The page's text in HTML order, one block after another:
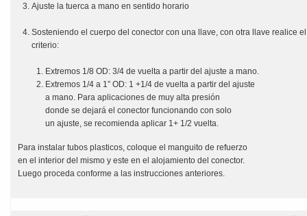
Ajuste la tuerca a mano en sentido horario
Sosteniendo el cuerpo del conector con una llave, con otra llave realice
criterio:
Extremos 1/8 OD: 3/4 de vuelta a partir del ajuste a mano.
Extremos 1/4 a 1” OD: 1 +1/4 de vuelta a partir del ajuste
a mano. Para aplicaciones de muy alta presión
donde se dejará el conector funcionando con solo
un ajuste, se recomienda aplicar 1+ 1/2 vuelta.
Para instalar tubos plasticos, coloque el manguito de refuerzo
en el interior del mismo y este en el alojamiento del conector.
Luego proceda conforme a las instrucciones anteriores.